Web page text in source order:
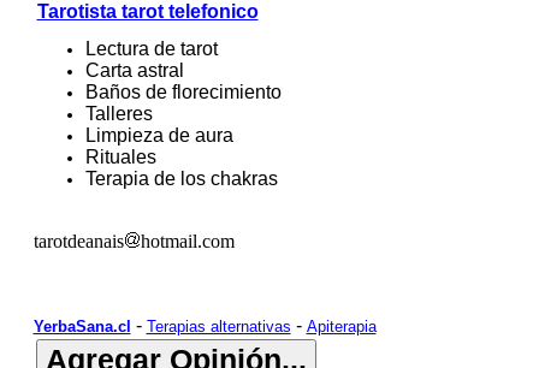
Tarotista tarot telefonico
Lectura de tarot
Carta astral
Baños de florecimiento
Talleres
Limpieza de aura
Rituales
Terapia de los chakras
tarotdeanais hotmail.com
YerbaSana.cl - Terapias alternativas - Apiterapia